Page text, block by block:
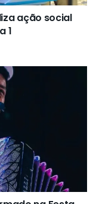
ação social
1